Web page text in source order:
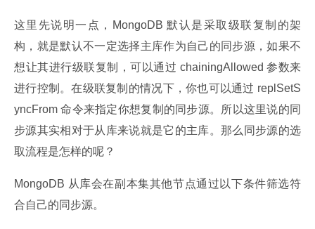
这里先说明一点，MongoDB 默认是采取级联复制的架
构，就是默认不一定选择主库作为自己的同步源，如果不
想让其进行级联复制，可以通过 chainingAllowed 参数来
进行控制。在级联复制的情况下，你也可以通过 replSetS
yncFrom 命令来指定你想复制的同步源。所以这里说的同
步源其实相对于从库来说就是它的主库。那么同步源的选
取流程是怎样的呢？
MongoDB 从库会在副本集其他节点通过以下条件筛选符
合自己的同步源。